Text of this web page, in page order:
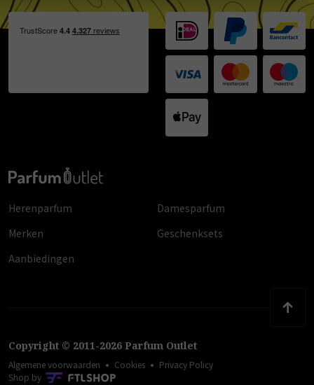
Herenparfum
Damesparfum
Merken
Geschenksets
Aanbiedingen
Copyright © 2011-2026 Parfum Outlet
Algemene voorwaarden Cookies
Privacy Policy
Shop by